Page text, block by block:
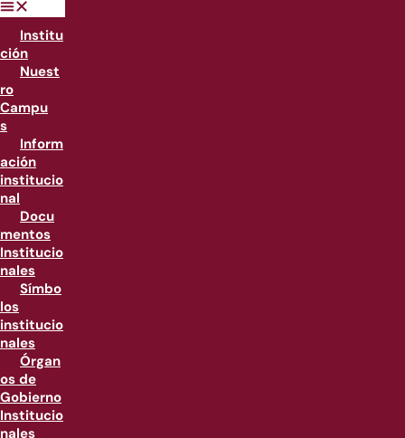
Institu
ción
Nuest
ro
Campu
s
Inform
ación
institucio
nal
Docu
mentos
Institucio
nales
Símbo
los
institucio
nales
Órgan
os de
Gobierno
Institucio
nales